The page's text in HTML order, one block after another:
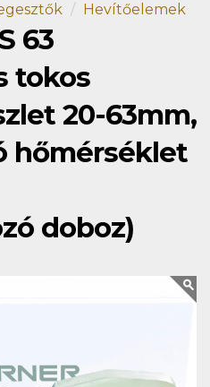
Hevítőelemek
63
tokos
20-63mm,
hőmérséklet
doboz)